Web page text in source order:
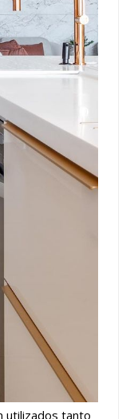
utilizados tanto